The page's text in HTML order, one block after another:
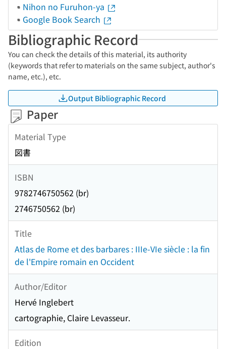
Nihon no Furuhon-ya
Google Book Search
Bibliographic Record
You can check the details of this material, its authority
(keywords that refer to materials on the same subject, author's
name, etc.), etc.
Output Bibliographic Record
Paper
Material Type
図書
ISBN
9782746750562 (br)
2746750562 (br)
Title
Atlas de Rome et des barbares : IIIe-VIe siècle : la fin
de l'Empire romain en Occident
Author/Editor
Hervé Inglebert
cartographie, Claire Levasseur.
Edition